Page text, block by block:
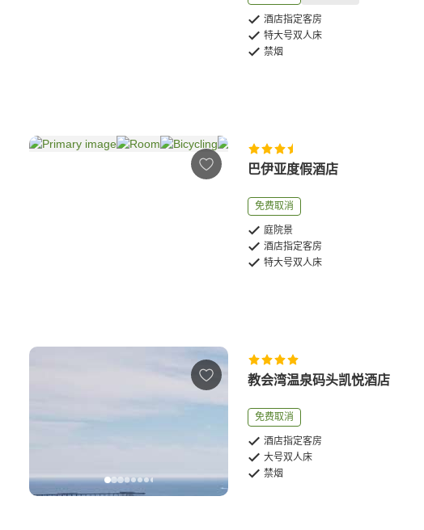
酒店指定客房
特大号双人床
禁烟
巴伊亚度假酒店
免费取消
庭院景
酒店指定客房
特大号双人床
教会湾温泉码头凯悦酒店
免费取消
酒店指定客房
大号双人床
禁烟